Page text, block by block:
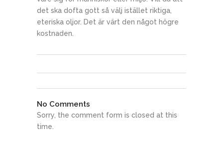
det ska dofta gott så välj istället riktiga,
eteriska oljor. Det är värt den något högre
kostnaden.
No Comments
Sorry, the comment form is closed at this
time.